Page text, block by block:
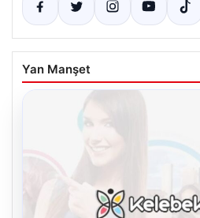
Yan Manşet